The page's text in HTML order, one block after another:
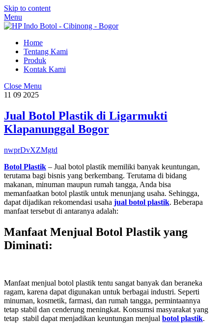
Skip to content
Menu
Home
Tentang Kami
Produk
Kontak Kami
Close Menu
11 09 2025
Jual Botol Plastik di Ligarmukti
Klapanunggal Bogor
nwprDvXZMgtd
Botol Plastik – Jual botol plastik memiliki banyak keuntungan,
terutama bagi bisnis yang berkembang. Terutama di bidang
makanan, minuman maupun rumah tangga, Anda bisa
memanfaatkan botol plastik untuk menunjang usaha. Sehingga,
dapat dijadikan rekomendasi usaha jual botol plastik. Beberapa
manfaat tersebut di antaranya adalah:
Manfaat Menjual Botol Plastik yang
Diminati:
Manfaat menjual botol plastik tentu sangat banyak dan beraneka
ragam, karena dapat digunakan untuk berbagai industri. Seperti
minuman, kosmetik, farmasi, dan rumah tangga, permintaannya
tetap stabil dan cenderung meningkat. Konsumsi masyarakat yang
tetap stabil dapat menjadikan keuntungan menjual botol plastik.